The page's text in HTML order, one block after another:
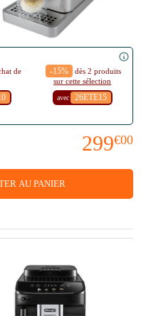
de
-15%
dès 2 produits
sur cette sélection
avec 26ETE15
299€00
AU PANIER